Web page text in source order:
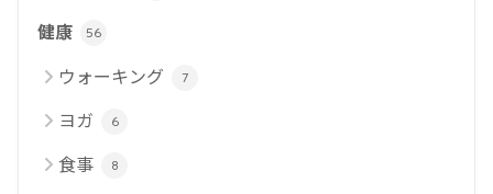
健康 56
ウォーキング 7
ヨガ 6
食事 8